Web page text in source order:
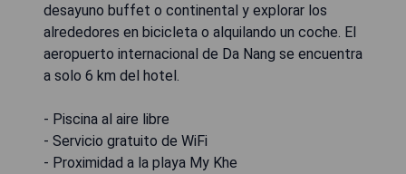
desayuno buffet o continental y explorar los
alrededores en bicicleta o alquilando un coche. El
aeropuerto internacional de Da Nang se encuentra
a solo 6 km del hotel.
- Piscina al aire libre
- Servicio gratuito de WiFi
- Proximidad a la playa My Khe